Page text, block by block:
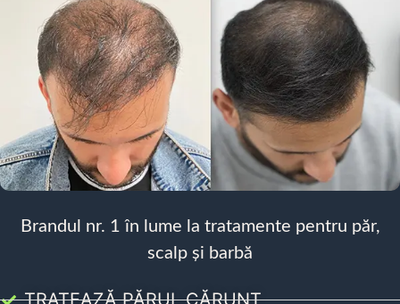
Brandul nr. 1 în lume la tratamente pentru păr,
scalp și barbă
TRATEAZĂ PĂRUL CĂRUNT